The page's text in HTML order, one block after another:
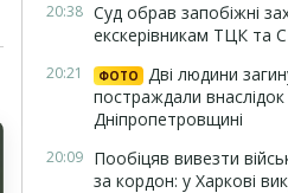
20:38 Суд обрав запобіжні
екскерівникам ТЦК та
20:21 ФОТО
Дві людини
постраждали внаслідок
Дніпропетровщині
20:09 Пообіцяв вивезти
за кордон: у Харкові